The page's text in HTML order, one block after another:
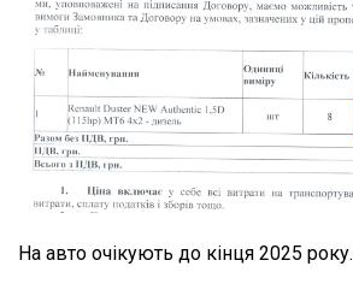
На авто очікують до кінця 2025 року.